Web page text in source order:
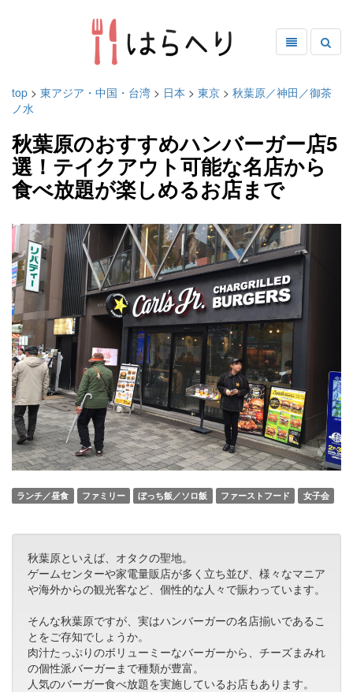
top > 東アジア・中国・台湾 > 日本 > 東京 > 秋葉原／神田／御茶
ノ水
秋葉原のおすすめハンバーガー店5
選！テイクアウト可能な名店から
食べ放題が楽しめるお店まで
ランチ／昼食 ファミリー ぼっち飯／ソロ飯 ファーストフード 女子会
秋葉原といえば、オタクの聖地。
ゲームセンターや家電量販店が多く立ち並び、様々なマニア
や海外からの観光客など、個性的な人々で賑わっています。
そんな秋葉原ですが、実はハンバーガーの名店揃いであるこ
とをご存知でしょうか。
肉汁たっぷりのボリューミーなバーガーから、チーズまみれ
の個性派バーガーまで種類が豊富。
人気のバーガー食べ放題を実施しているお店もあります。